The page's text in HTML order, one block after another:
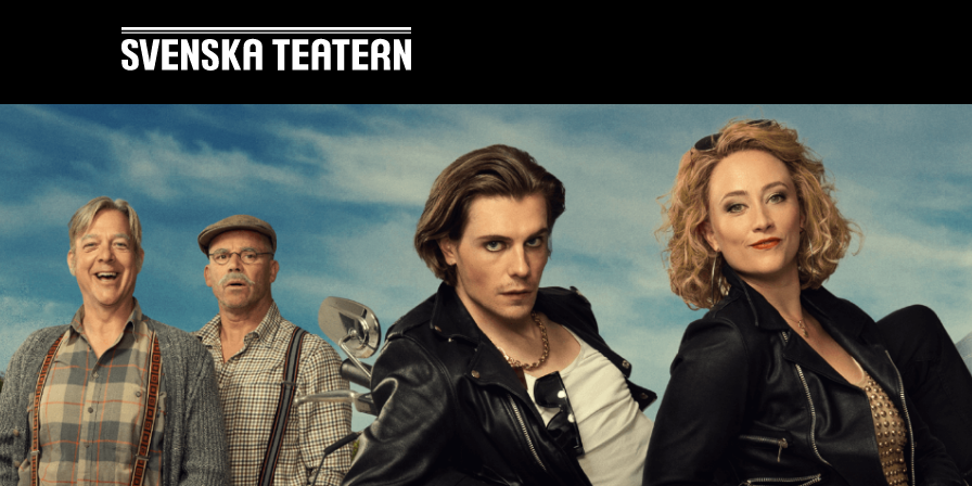
Suomi Svenska English
OHJELMISTO & LIPUT
Ohjelmisto
Kalenteri
Asiakaspalvelu
Liput
ENNEN VIERAILUA
Tekstitys
Yleisötyö
Ruoka & juoma
Usein kysytyt kysymykset
RYHMILLE JA YRITYKSILLE
Ryhmät ja teatterilähettiläät
Koulut
Yritykset
Opastus